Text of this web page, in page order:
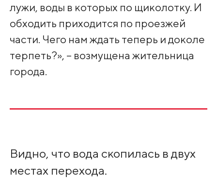
лужи, воды в которых по щиколотку. И
обходить приходится по проезжей
части. Чего нам ждать теперь и доколе
терпеть?», – возмущена жительница
города.
Видно, что вода скопилась в двух
местах перехода.